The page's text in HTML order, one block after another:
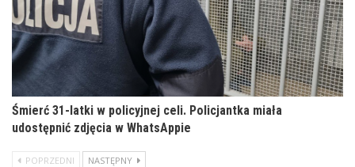
Śmierć 31-latki w policyjnej celi. Policjantka miała
udostępnić zdjęcia w WhatsAppie
POPRZEDNI NASTĘPNY